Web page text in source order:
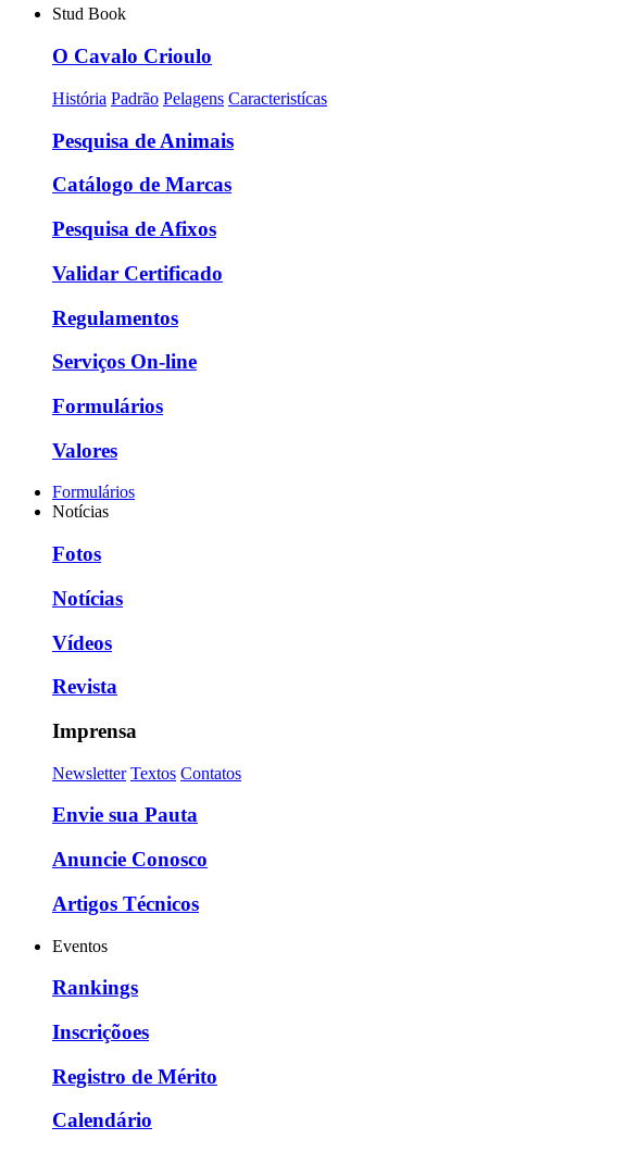
Stud Book
O Cavalo Crioulo
História Padrão Pelagens Caracteristícas
Pesquisa de Animais
Catálogo de Marcas
Pesquisa de Afixos
Validar Certificado
Regulamentos
Serviços On-line
Formulários
Valores
Formulários
Notícias
Fotos
Notícias
Vídeos
Revista
Imprensa
Newsletter Textos Contatos
Envie sua Pauta
Anuncie Conosco
Artigos Técnicos
Eventos
Rankings
Inscriçõoes
Registro de Mérito
Calendário